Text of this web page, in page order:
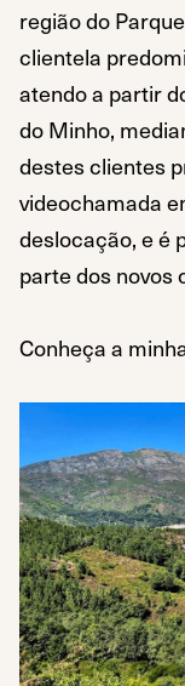
região do
clientela
atendo a partir
do Minho,
destes clientes
videochamada
deslocação, e é
parte dos novos
Conheça a